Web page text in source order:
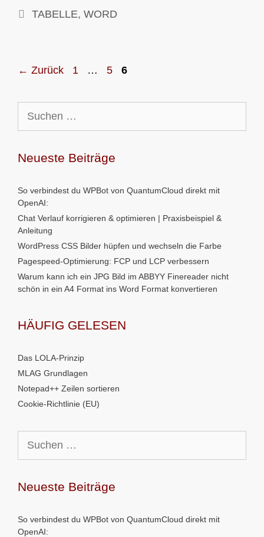
Schlagwörter
TABELLE, WORD
← Zurück Seite
1 … Seite
5 Seite
6
nach:
Neueste Beiträge
So verbindest du WPBot von QuantumCloud direkt mit
OpenAI:
Chat Verlauf korrigieren & optimieren | Praxisbeispiel &
Anleitung
WordPress CSS Bilder hüpfen und wechseln die Farbe
Pagespeed-Optimierung: FCP und LCP verbessern
Warum kann ich ein JPG Bild im ABBYY Finereader nicht
schön in ein A4 Format ins Word Format konvertieren
HÄUFIG GELESEN
Das LOLA-Prinzip
MLAG Grundlagen
Notepad++ Zeilen sortieren
Cookie-Richtlinie (EU)
nach:
Neueste Beiträge
So verbindest du WPBot von QuantumCloud direkt mit
OpenAI: